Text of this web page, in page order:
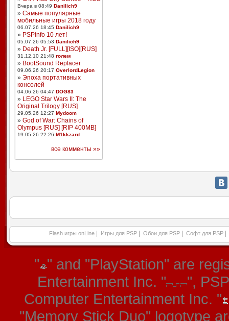
Вчера в 08:49 Danilich9
» Самые популярные
мобильные игры 2018 году
06.07.26 18:45 Danilich9
» PSPinfo 10 лет!
05.07.26 05:53 Danilich9
» Death Jr. [FULL][ISO][RUS]
31.12.10 21:48 голем
» BootSound Replacer
09.06.26 20:17 OverlordLegion
» Эпоха портативных
консолей
04.06.26 04:47 DOG83
» LEGO Star Wars II: The
Original Trilogy [RUS]
29.05.26 12:27 Mydoom
» God of War: Chains of
Olympus [RUS] [RIP 400MB]
19.05.26 22:26 M1kkzard
все комменты »»
Flash игры onLine Игры для PSP Обои для PSP Софт для PSP
" " and "PlayStation" are
Entertainment Inc. "
",
Computer Entertainment Inc. "
"Memory Stick Duo" logotype